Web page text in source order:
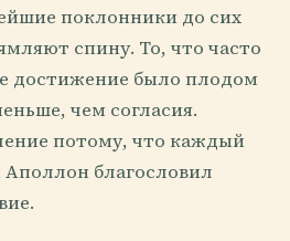
поклонники до сих
спину. То, что часто
достижение было плодом
чем согласия.
потому, что каждый
благословил